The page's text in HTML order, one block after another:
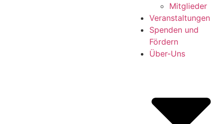
Mitglieder
Veranstaltungen
Spenden und
Fördern
Über-Uns